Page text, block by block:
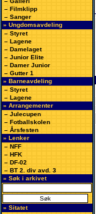
– Filmklipp
– Sanger
» Ungdomsavdeling
– Styret
– Lagene
– Damelaget
– Junior Elite
– Damer Junior
– Gutter 1
» Barneavdeling
– Styret
– Lagene
» Arrangementer
– Julecupen
– Fotballskolen
– Årsfesten
» Lenker
– NFF
– HFK
– DF-02
– BT 2. div avd. 3
» Søk i arkivet
» Sitatet